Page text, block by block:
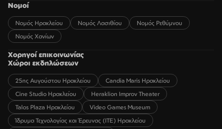
Νομοί
Νομός Ηρακλείου Νομός Λασιθίου
Νομός Ρεθύμνου
Νομός Χανίων
Χορηγοί επικοινωνίας
Χώροι εκδηλώσεων
25ης Αυγούστου Ηρακλείου
Candia Maris Ηρακλείου
Cine Studio Ηρακλείου
Heraklion Improv Theater
Talos Plaza Ηρακλείου
Video Games Museum
Ίδρυμα Τεχνολογίας και Έρευνας (ΙΤΕ) Ηρακλείου